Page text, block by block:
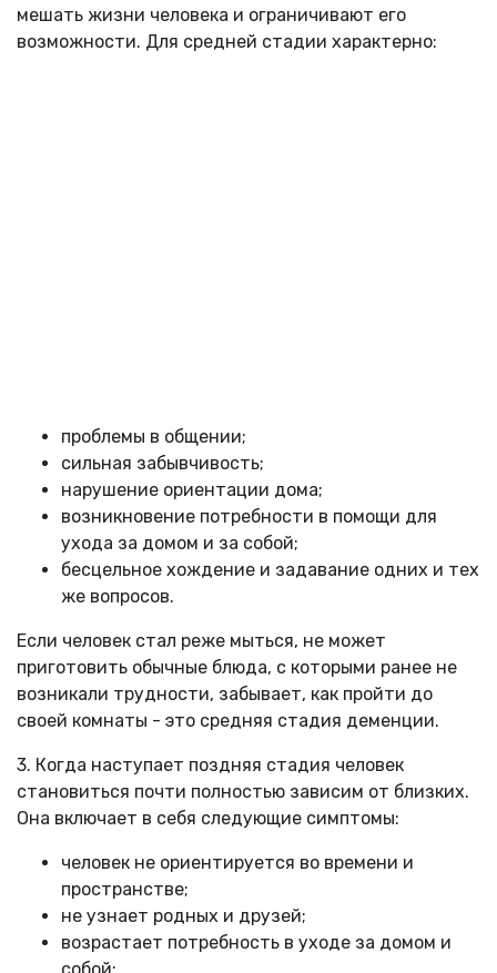
мешать жизни человека и ограничивают его
возможности. Для средней стадии характерно:
проблемы в общении;
сильная забывчивость;
нарушение ориентации дома;
возникновение потребности в помощи для
ухода за домом и за собой;
бесцельное хождение и задавание одних и тех
же вопросов.
Если человек стал реже мыться, не может
приготовить обычные блюда, с которыми ранее не
возникали трудности, забывает, как пройти до
своей комнаты - это средняя стадия деменции.
3. Когда наступает поздняя стадия человек
становиться почти полностью зависим от близких.
Она включает в себя следующие симптомы:
человек не ориентируется во времени и
пространстве;
не узнает родных и друзей;
возрастает потребность в уходе за домом и